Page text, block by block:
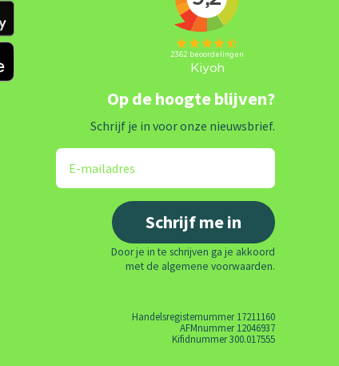
Op de hoogte blijven?
Schrijf je in voor onze nieuwsbrief.
Door je in te schrijven ga je akkoord
met de algemene voorwaarden.
Handelsregisternummer 17211160
AFMnummer 12046937
Kifidnummer 300.017555